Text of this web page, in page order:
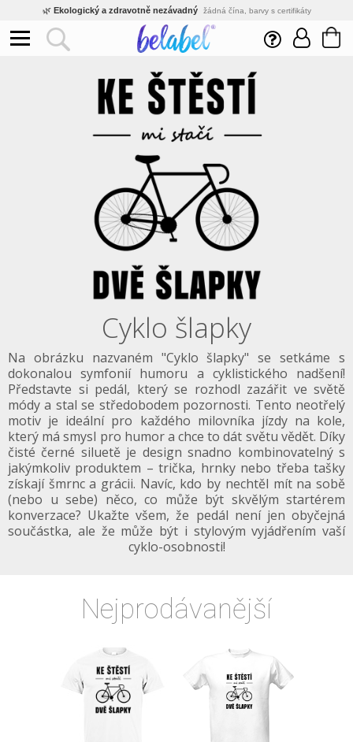
🌿 Ekologický a zdravotně nezávadný žádná čína, barvy s certifikáty
Inovativní výroba vlastní vývoj, nejnovější technologie
Rychlé dodání expedujeme do 24h
Výhodné pro firmy velké množstevní slevy
Kvalita pod kontrolou jsme přímý výrobce, žádný zprostředkovatel
Český eshop s tradicí od roku 2010 tisíce spokojených zákazníků
Cyklo šlapky
Na obrázku nazvaném "Cyklo šlapky" se setkáme s
dokonalou symfonií humoru a cyklistického nadšení!
Představte si pedál, který se rozhodl zazářit ve světě
módy a stal se středobodem pozornosti. Tento neotřelý
motiv je ideální pro každého milovníka jízdy na kole,
který má smysl pro humor a chce to dát světu vědět. Díky
čisté černé siluetě je design snadno kombinovatelný s
jakýmkoliv produktem – trička, hrnky nebo třeba tašky
získají šmrnc a grácii. Navíc, kdo by nechtěl mít na sobě
(nebo u sebe) něco, co může být skvělým startérem
konverzace? Ukažte všem, že pedál není jen obyčejná
součástka, ale že může být i stylovým vyjádřením vaší
cyklo-osobnosti!
Nejprodávanější